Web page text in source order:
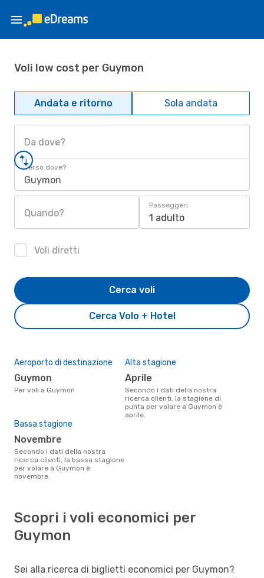
Voli low cost per Guymon
Andata e ritorno Sola andata
Da dove?
Verso dove?
Guymon
Quando?
Passeggeri
1 adulto
Voli diretti
Cerca Volo + Hotel
Cerca voli
Aeroporto di destinazione
Guymon
Per voli a Guymon
Alta stagione
aprile
Secondo i dati della nostra
ricerca clienti, la stagione di
punta per volare a Guymon è
aprile.
Bassa stagione
novembre
Secondo i dati della nostra
ricerca clienti, la bassa stagione
per volare a Guymon è
novembre.
Scopri i voli economici per
Guymon
Sei alla ricerca di biglietti economici per Guymon?